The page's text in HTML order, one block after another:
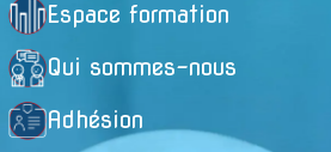
Espace formation
Qui sommes-nous
Adhésion